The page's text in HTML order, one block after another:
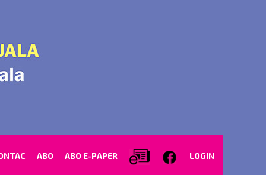
ABO ABO E-PAPER LOGIN